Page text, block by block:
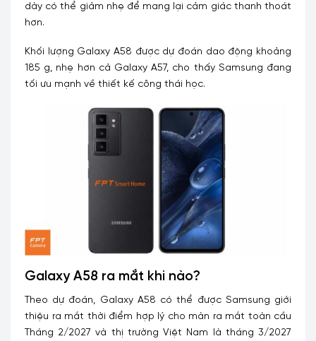
dày có thể giảm nhẹ để mang lại cảm giác thanh thoát
hơn.
Khối lượng Galaxy A58 được dự đoán dao động khoảng
185 g, nhẹ hơn cả Galaxy A57, cho thấy Samsung đang
tối ưu mạnh về thiết kế công thái học.
Galaxy A58 ra mắt khi nào?
Theo dự đoán, Galaxy A58 có thể được Samsung giới
thiệu ra mắt thời điểm hợp lý cho màn ra mắt toàn cầu
Tháng 2/2027 và thị trường Việt Nam là tháng 3/2027